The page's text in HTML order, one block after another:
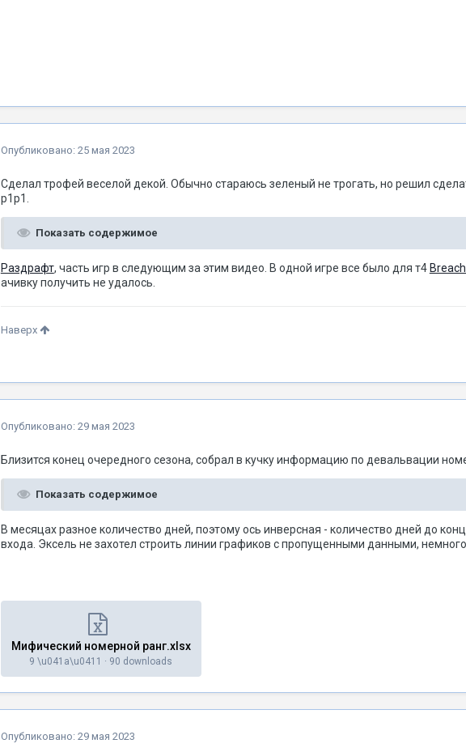
Опубликовано: 25 мая 2023
Сделал трофей веселой декой. Обычно стараюсь зеленый не трогать, но решил
p1p1.
Показать содержимое
Раздрафт, часть игр в следующим за этим видео. В одной игре все было для т4
ачивку получить не удалось.
Наверх
Опубликовано: 29 мая 2023
Близится конец очередного сезона, собрал в кучку информацию по девальвации
Показать содержимое
В месяцах разное количество дней, поэтому ось инверсная - количество дней до
входа. Эксель не захотел строить линии графиков с пропущенными данными,
Мифический номерной ранг.xlsx
9 \u041a\u0411 · 90 downloads
Опубликовано: 29 мая 2023